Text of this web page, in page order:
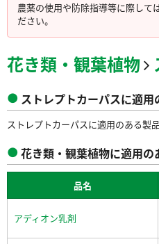
農薬の使用や防除指導等に際しては
ださい。
花き類・観葉植物
ストレプトカーパスに適用
ストレプトカーパスに適用のある製
花き類・観葉植物に適用の
品名
アディオン乳剤